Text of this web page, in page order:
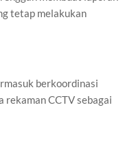
tetap melakukan
berkoordinasi
rekaman CCTV sebagai